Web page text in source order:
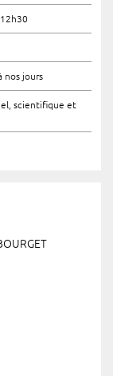
nos jours
scientifique et